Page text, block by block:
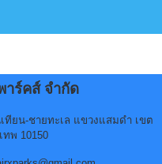
าร์คส์ จำกัด
ทียน-ชายทะเล แขวงแสมดำ เขต
ทพ 10150